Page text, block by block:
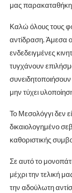
μας
Καλώ όλους τους
αντίδραση. Άμεσα
ενδεδειγμένες
τυγχάνουν
μην τύχει
Το Μεσολόγγι δεν
δικαιολογημένο
καθοριστικής
Σε αυτό το
μέχρι την τελική
την αδούλωτη